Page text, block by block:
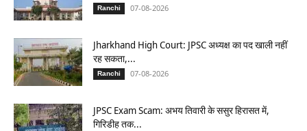
Ranchi 07-08-2026
Jharkhand High Court: JPSC अध्यक्ष का पद खाली नहीं
रह सकता,...
Ranchi 07-08-2026
JPSC Exam Scam: अभय तिवारी के ससुर हिरासत में,
गिरिडीह तक...